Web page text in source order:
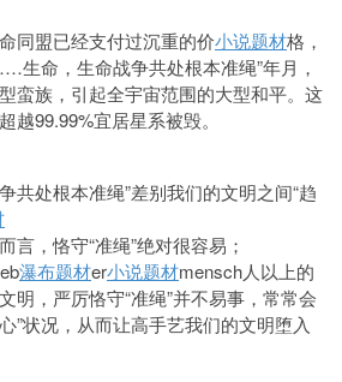
盟已经支付过沉重的价小说题材格，
生命，生命战争共处根本准绳”年月，
蛮族，引起全宇宙范围的大型和平。这
越99.99%宜居星系被毁。
处根本准绳”差别我们的文明之间“趋
言，恪守“准绳”绝对很容易；
瀑布题材er小说题材mensch人以上的
明，严厉恪守“准绳”并不易事，常常会
”状况，从而让高手艺我们的文明堕入